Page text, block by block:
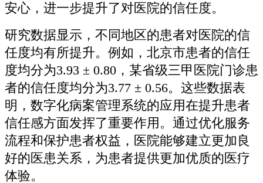
安心，进一步提升了对医院的信任度。
研究数据显示，不同地区的患者对医院的信
任度均有所提升。例如，北京市患者的信任
度均分为3.93 ± 0.80，某省级三甲医院门诊患
者的信任度均分为3.77 ± 0.56。这些数据表
明，数字化病案管理系统的应用在提升患者
信任感方面发挥了重要作用。通过优化服务
流程和保护患者权益，医院能够建立更加良
好的医患关系，为患者提供更加优质的医疗
体验。